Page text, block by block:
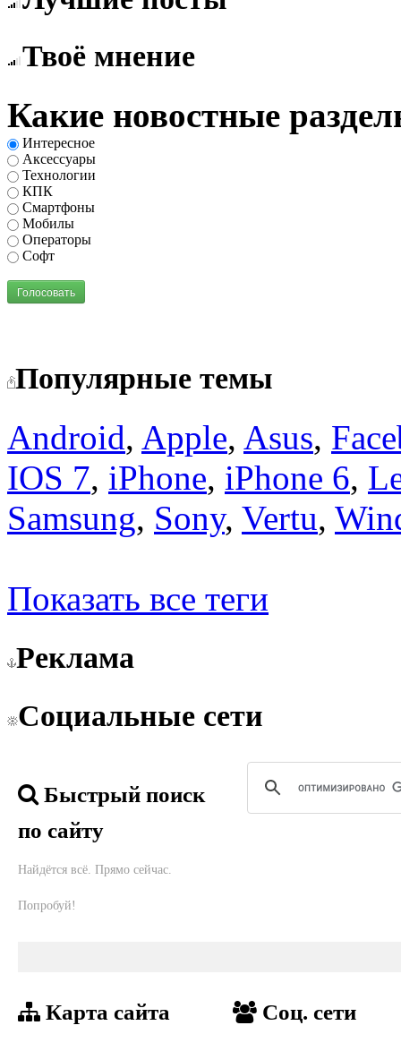
Твоё мнение
Какие новостные
Интересное
Аксессуары
Технологии
КПК
Смартфоны
Мобилы
Операторы
Софт
Голосовать
Популярные темы
Android, Apple, Asus,
IOS 7, iPhone, iPhone 6,
Samsung, Sony, Vertu,
Показать все теги
Реклама
Социальные сети
Быстрый поиск
по сайту
Найдётся всё. Прямо сейчас.
Попробуй!
Карта сайта Соц. сети